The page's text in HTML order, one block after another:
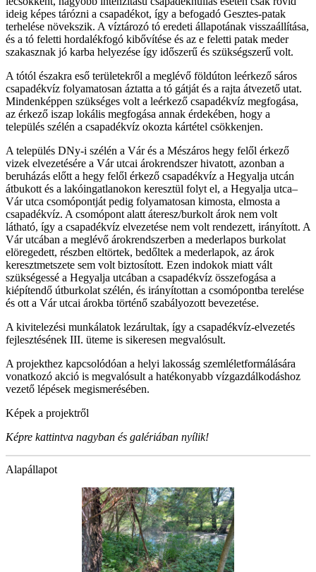
ideig képes tárózni a csapadékot, így a befogadó Gesztes-patak
terhelése növekszik. A víztározó tó eredeti állapotának visszaállítása,
és a tó feletti hordalékfogó kibővítése és az e feletti patak meder
szakasznak jó karba helyezése így időszerű és szükségszerű volt.
A tótól északra eső területekről a meglévő földúton leérkező sáros
csapadékvíz folyamatosan áztatta a tó gátját és a rajta átvezető utat.
Mindenképpen szükséges volt a leérkező csapadékvíz megfogása,
az érkező iszap lokális megfogása annak érdekében, hogy a
település szélén a csapadékvíz okozta kártétel csökkenjen.
A település DNy-i szélén a Vár és a Mészáros hegy felől érkező
vizek elvezetésére a Vár utcai árokrendszer hivatott, azonban a
beruházás előtt a hegy felől érkező csapadékvíz a Hegyalja utcán
átbukott és a lakóingatlanokon keresztül folyt el, a Hegyalja utca–
Vár utca csomópontját pedig folyamatosan kimosta, elmosta a
csapadékvíz. A csomópont alatt áteresz/burkolt árok nem volt
látható, így a csapadékvíz elvezetése nem volt rendezett, irányított. A
Vár utcában a meglévő árokrendszerben a mederlapos burkolat
elöregedett, részben eltörtek, bedőltek a mederlapok, az árok
keresztmetszete sem volt biztosított. Ezen indokok miatt vált
szükségessé a Hegyalja utcában a csapadékvíz összefogása a
kiépítendő útburkolat szélén, és irányítottan a csomópontba terelése
és ott a Vár utcai árokba történő szabályozott bevezetése.
A kivitelezési munkálatok lezárultak, így a csapadékvíz-elvezetés
fejlesztésének III. üteme is sikeresen megvalósult.
A projekthez kapcsolódóan a helyi lakosság szemléletformálására
vonatkozó akció is megvalósult a hatékonyabb vízgazdálkodáshoz
vezető lépések megismerésében.
Képek a projektről
Képre kattintva nagyban és galériában nyílik!
Alapállapot